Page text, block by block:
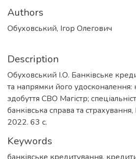
Authors
Обуховський, Ігор Олегович
Description
Обуховський І.О. Банківське
та напрямки його удосконалення:
здобуття СВО Магістр;
банківська справа та
2022. 63 с.
Keywords